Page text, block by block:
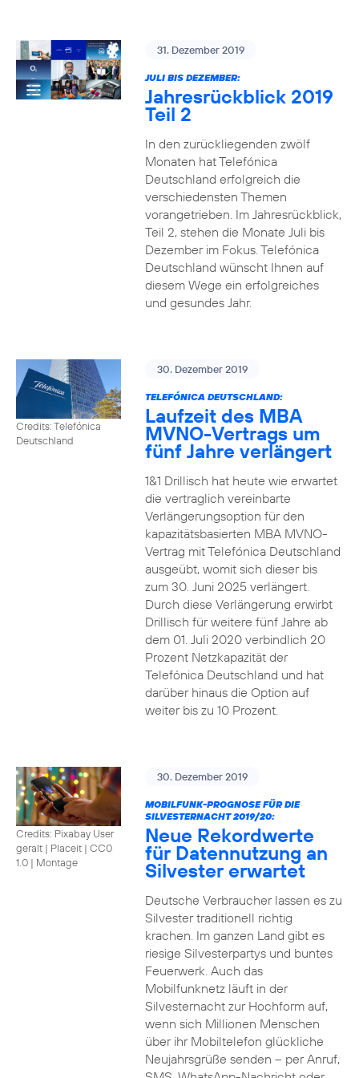
31. Dezember 2019
JULI BIS DEZEMBER:
Jahresrückblick 2019
Teil 2
In den zurückliegenden zwölf
Monaten hat Telefónica
Deutschland erfolgreich die
verschiedensten Themen
vorangetrieben. Im Jahresrückblick,
Teil 2, stehen die Monate Juli bis
Dezember im Fokus. Telefónica
Deutschland wünscht Ihnen auf
diesem Wege ein erfolgreiches
und gesundes Jahr.
Credits: Telefónica
Deutschland
30. Dezember 2019
TELEFÓNICA DEUTSCHLAND:
Laufzeit des MBA
MVNO-Vertrags um
fünf Jahre verlängert
1&1 Drillisch hat heute wie erwartet
die vertraglich vereinbarte
Verlängerungsoption für den
kapazitätsbasierten MBA MVNO-
Vertrag mit Telefónica Deutschland
ausgeübt, womit sich dieser bis
zum 30. Juni 2025 verlängert.
Durch diese Verlängerung erwirbt
Drillisch für weitere fünf Jahre ab
dem 01. Juli 2020 verbindlich 20
Prozent Netzkapazität der
Telefónica Deutschland und hat
darüber hinaus die Option auf
weiter bis zu 10 Prozent.
Credits: Pixabay User
geralt | Placeit | CC0
1.0 | Montage
30. Dezember 2019
MOBILFUNK-PROGNOSE FÜR DIE
SILVESTERNACHT 2019/20:
Neue Rekordwerte
für Datennutzung an
Silvester erwartet
Deutsche Verbraucher lassen es zu
Silvester traditionell richtig
krachen. Im ganzen Land gibt es
riesige Silvesterpartys und buntes
Feuerwerk. Auch das
Mobilfunknetz läuft in der
Silvesternacht zur Hochform auf,
wenn sich Millionen Menschen
über ihr Mobiltelefon glückliche
Neujahrsgrüße senden – per Anruf,